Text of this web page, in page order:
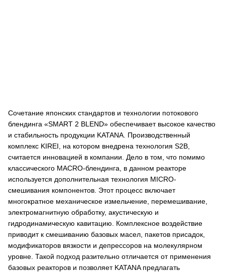
Сочетание японских стандартов и технологии потокового
блендинга «SMART 2 BLEND» обеспечивает высокое качество
и стабильность продукции KATANA. Производственный
комплекс KIREI, на котором внедрена технология S2B,
считается инновацией в компании. Дело в том, что помимо
классического MACRO-блендинга, в данном реакторе
используется дополнительная технология MICRO-
смешивания компонентов. Этот процесс включает
многократное механическое измельчение, перемешивание,
электромагнитную обработку, акустическую и
гидродинамическую кавитацию. Комплексное воздействие
приводит к смешиванию базовых масел, пакетов присадок,
модификаторов вязкости и депрессоров на молекулярном
уровне. Такой подход разительно отличается от применения
базовых реакторов и позволяет KATANA предлагать